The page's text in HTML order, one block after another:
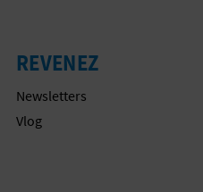
REVENEZ
Newsletters
Vlog